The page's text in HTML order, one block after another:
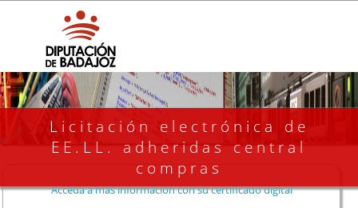
Licitación electrónica de
EE.LL. adheridas central
compras
Acceda a más información con su certificado digital